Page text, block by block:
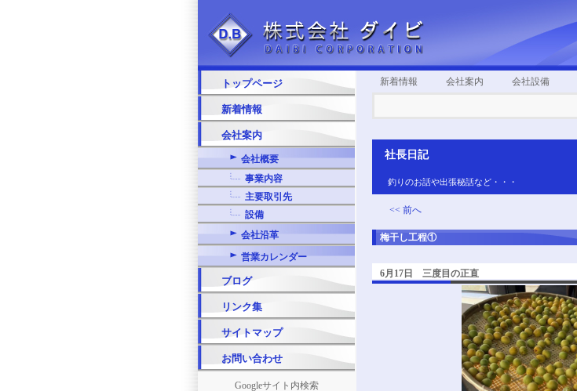
トップページ
新着情報
会社案内
会社概要
事業内容
主要取引先
設備
会社沿革
営業カレンダー
ブログ
リンク集
サイトマップ
お問い合わせ
Googleサイト内検索
新着情報 会社案内 会社設備
社長日記
釣りのお話や出張秘話など・・・
<< 前へ
梅干し工程①
6月17日 三度目の正直